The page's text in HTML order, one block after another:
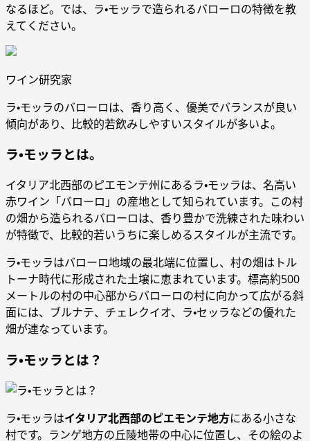
なるほど。では、ラ・モッラで造られるバローロの特徴を教
えてください。
ワイン研究家
ラ・モッラのバローロは、香り高く、優美でバランスが良い
傾向があり、比較的若飲みしやすいスタイルが多いよ。
ラ・モッラとは。
イタリア北西部のピエモンテ州にあるラ・モッラは、名高い
赤ワイン「バローロ」の産地として知られています。この村
の畑から造られるバローロは、香り豊かで洗練された味わい
が特徴で、比較的若いうちに楽しめるスタイルが主流です。
ラ・モッラはバローロ地域の最北端に位置し、村の畑はトル
トーナ時代に形成された土壌に恵まれています。標高約500
メートルの村の中心部からバローロの村に向かって広がる斜
面には、ブルナテ、チェレクイオ、ラ・セッラなどの優れた
畑が連なっています。
ラ・モッラとは？
ラ・モッラはイタリア北西部のピエモンテ地方にある小さな
村です。ランゲ地方の丘陵地帯の中心に位置し、その絵のよ